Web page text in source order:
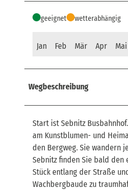
geeignet wetterabhängig
Jan Feb Mär Apr Mai
Wegbeschreibung
Start ist Sebnitz
am Kunstblumen- und
den Bergweg. Sie wandern
Sebnitz finden Sie bald den
Stück entlang der Straße
Wachbergbaude zu